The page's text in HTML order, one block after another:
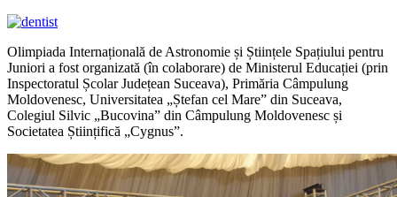
Olimpiada Internațională de Astronomie și Științele Spațiului pentru
Juniori a fost organizată (în colaborare) de Ministerul Educației (prin
Inspectoratul Școlar Județean Suceava), Primăria Câmpulung
Moldovenesc, Universitatea „Ștefan cel Mare” din Suceava,
Colegiul Silvic „Bucovina” din Câmpulung Moldovenesc și
Societatea Științifică „Cygnus”.